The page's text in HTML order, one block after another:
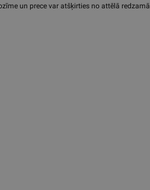
un prece var atšķirties no attēlā redzamā.